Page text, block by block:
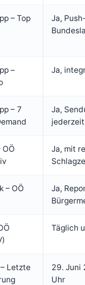
– Top
Ja,
–
Ja,
– 7
Ja,
OÖ
Ja, mit
– OÖ
Ja,
Täglich
Letzte
29. Juni
Uhr